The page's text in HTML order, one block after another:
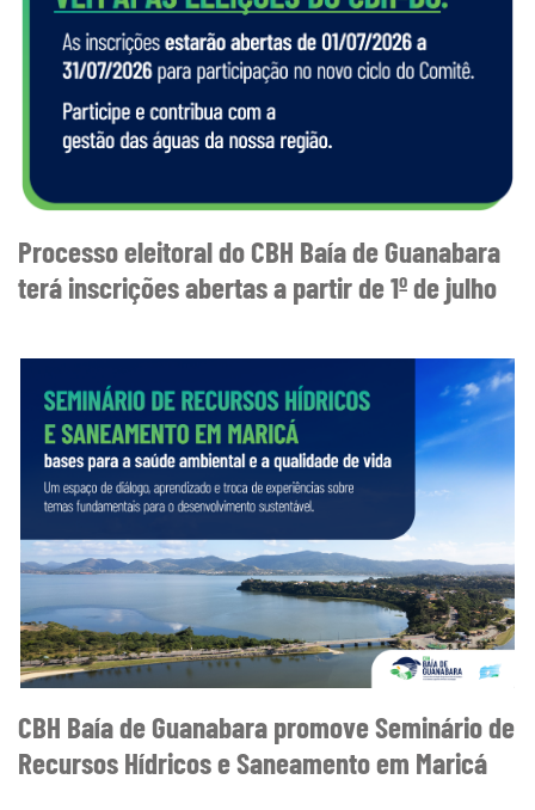
Processo eleitoral do CBH Baía de Guanabara
terá inscrições abertas a partir de 1º de julho
CBH Baía de Guanabara promove Seminário de
Recursos Hídricos e Saneamento em Maricá